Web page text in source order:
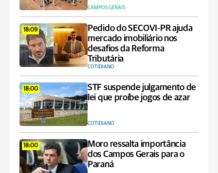
CAMPOS GERAIS
18:09
Pedido do SECOVI-PR ajuda
mercado imobiliário nos
desafios da Reforma
Tributária
COTIDIANO
18:00
STF suspende julgamento de
lei que proíbe jogos de azar
COTIDIANO
18:00
Moro ressalta importância
dos Campos Gerais para o
Paraná